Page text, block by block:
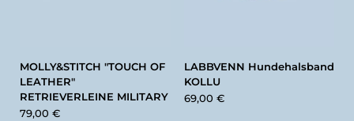
MOLLY&STITCH "TOUCH OF
LEATHER"
RETRIEVERLEINE MILITARY
79,00 €
LABBVENN Hundehalsband
KOLLU
69,00 €